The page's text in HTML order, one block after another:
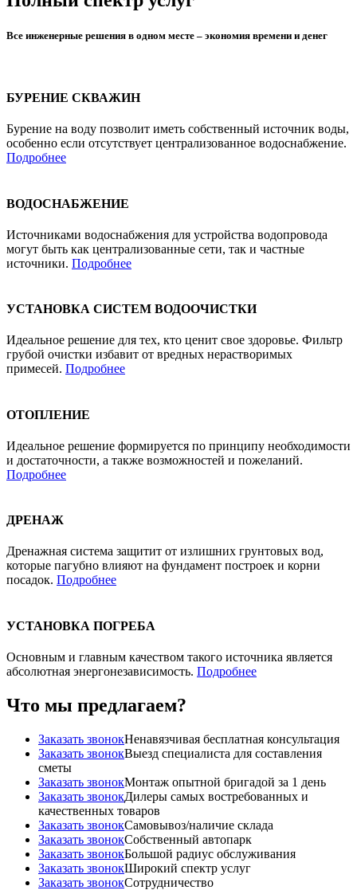
Все инженерные решения в одном месте – экономия времени и денег
БУРЕНИЕ СКВАЖИН
Бурение на воду позволит иметь собственный источник воды,
особенно если отсутствует централизованное водоснабжение.
Подробнее
ВОДОСНАБЖЕНИЕ
Источниками водоснабжения для устройства водопровода
могут быть как централизованные сети, так и частные
источники. Подробнее
УСТАНОВКА СИСТЕМ ВОДООЧИСТКИ
Идеальное решение для тех, кто ценит свое здоровье. Фильтр
грубой очистки избавит от вредных нерастворимых
примесей. Подробнее
ОТОПЛЕНИЕ
Идеальное решение формируется по принципу необходимости
и достаточности, а также возможностей и пожеланий.
Подробнее
ДРЕНАЖ
Дренажная система защитит от излишних грунтовых вод,
которые пагубно влияют на фундамент построек и корни
посадок. Подробнее
УСТАНОВКА ПОГРЕБА
Основным и главным качеством такого источника является
абсолютная энергонезависимость. Подробнее
Что мы предлагаем?
Заказать звонокНенавязчивая бесплатная консультация
Заказать звонокВыезд специалиста для составления
сметы
Заказать звонокМонтаж опытной бригадой за 1 день
Заказать звонокДилеры самых востребованных и
качественных товаров
Заказать звонокСамовывоз/наличие склада
Заказать звонокСобственный автопарк
Заказать звонокБольшой радиус обслуживания
Заказать звонокШирокий спектр услуг
Заказать звонокСотрудничество